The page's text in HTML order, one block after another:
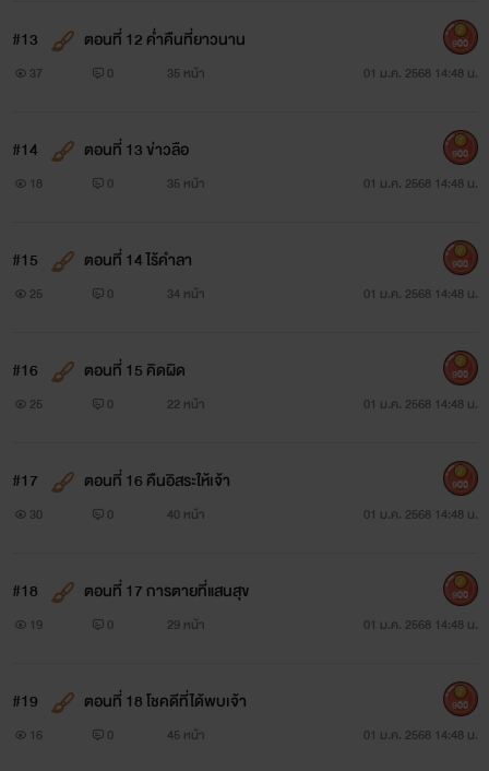
#13 ตอนที่ 12 ค่ำคืนที่ยาวนาน
37 0 35 หน้า 01 ม.ค. 2568 14:48 น.
900
#14 ตอนที่ 13 ข่าวลือ
18 0 35 หน้า 01 ม.ค. 2568 14:48 น.
900
#15 ตอนที่ 14 ไร้คำลา
25 0 34 หน้า 01 ม.ค. 2568 14:48 น.
900
#16 ตอนที่ 15 คิดผิด
25 0 22 หน้า 01 ม.ค. 2568 14:48 น.
900
#17 ตอนที่ 16 คืนอิสระให้เจ้า
30 0 40 หน้า 01 ม.ค. 2568 14:48 น.
900
#18 ตอนที่ 17 การตายที่แสนสุข
19 0 29 หน้า 01 ม.ค. 2568 14:48 น.
900
#19 ตอนที่ 18 โชคดีที่ได้พบเจ้า
16 0 45 หน้า 01 ม.ค. 2568 14:48 น.
900